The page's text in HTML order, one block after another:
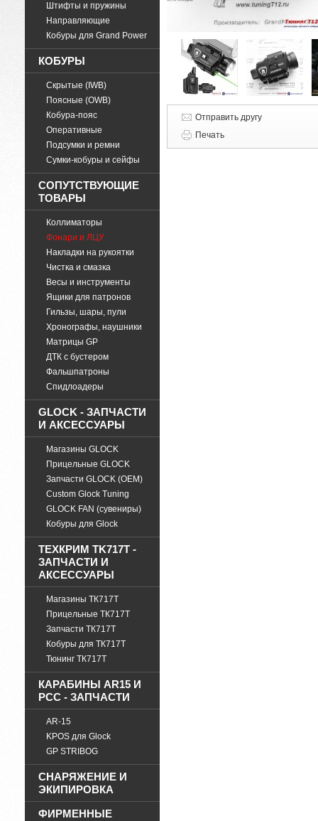
Штифты и пружины
Направляющие
Кобуры для Grand Power
КОБУРЫ
Скрытые (IWB)
Поясные (OWB)
Кобура-пояс
Оперативные
Подсумки и ремни
Cумки-кобуры и сейфы
СОПУТСТВУЮЩИЕ
ТОВАРЫ
Коллиматоры
Фонари и ЛЦУ
Накладки на рукоятки
Чистка и смазка
Весы и инструменты
Ящики для патронов
Гильзы, шары, пули
Хронографы, наушники
Матрицы GP
ДТК с бустером
Фальшпатроны
Спидлоадеры
GLOCK - ЗАПЧАСТИ
И АКСЕССУАРЫ
Магазины GLOCK
Прицельные GLOCK
Запчасти GLOCK (OEM)
Custom Glock Tuning
GLOCK FAN (сувениры)
Кобуры для Glock
ТЕХКРИМ TK717T -
ЗАПЧАСТИ И
АКСЕССУАРЫ
Магазины ТК717Т
Прицельные ТК717Т
Запчасти ТК717Т
Кобуры для ТК717Т
Тюнинг ТК717Т
КАРАБИНЫ AR15 И
PCC - ЗАПЧАСТИ
AR-15
KPOS для Glock
GP STRIBOG
СНАРЯЖЕНИЕ И
ЭКИПИРОВКА
ФИРМЕННЫЕ
Отправить другу
Печать